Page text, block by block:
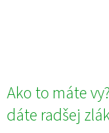
Ako to máte
dáte radšej